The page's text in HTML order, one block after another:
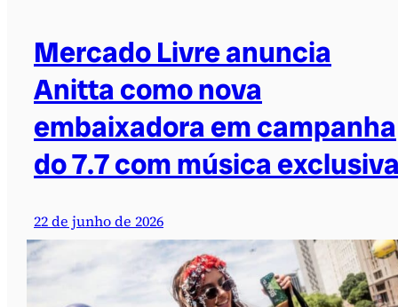
Mercado Livre anuncia
Anitta como nova
embaixadora em campanha
do 7.7 com música
22 de junho de 2026